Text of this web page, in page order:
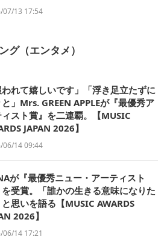
07/13 17:54
グ（エンタメ）
われて嬉しいです」「浮き足立たずに
」Mrs. GREEN APPLEが『最優秀ア
ィスト賞』を二連覇。【MUSIC
JAPAN 2026】
06/14 09:44
が『最優秀ニュー・アーティスト
を受賞。「誰かの生きる意味になりた
思いを語る【MUSIC AWARDS
2026】
06/14 17:21